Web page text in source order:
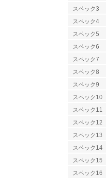
スペック3
スペック4
スペック5
スペック6
スペック7
スペック8
スペック9
スペック10
スペック11
スペック12
スペック13
スペック14
スペック15
スペック16